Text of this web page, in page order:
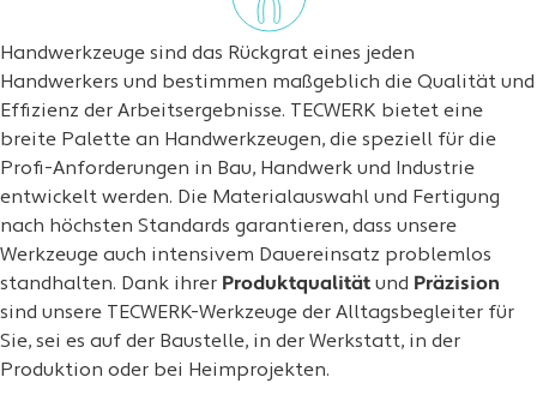
Handwerkzeuge sind das Rückgrat eines jeden
Handwerkers und bestimmen maßgeblich die Qualität und
Effizienz der Arbeitsergebnisse. TECWERK bietet eine
breite Palette an Handwerkzeugen, die speziell für die
Profi-Anforderungen in Bau, Handwerk und Industrie
entwickelt werden. Die Materialauswahl und Fertigung
nach höchsten Standards garantieren, dass unsere
Werkzeuge auch intensivem Dauereinsatz problemlos
standhalten. Dank ihrer Produktqualität und Präzision
sind unsere TECWERK-Werkzeuge der Alltagsbegleiter für
Sie, sei es auf der Baustelle, in der Werkstatt, in der
Produktion oder bei Heimprojekten.